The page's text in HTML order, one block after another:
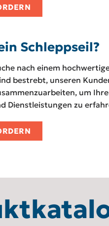
Schleppseil?
nach einem
bestrebt, unseren
um
Dienstleistungen zu